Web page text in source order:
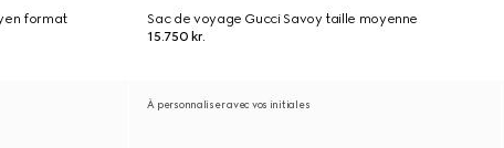
format
Sac de voyage Gucci Savoy taille moyenne
15.750 kr.
À personnaliser avec vos initiales